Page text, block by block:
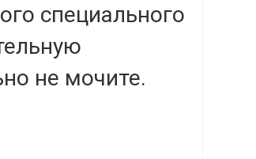
специального
не мочите.